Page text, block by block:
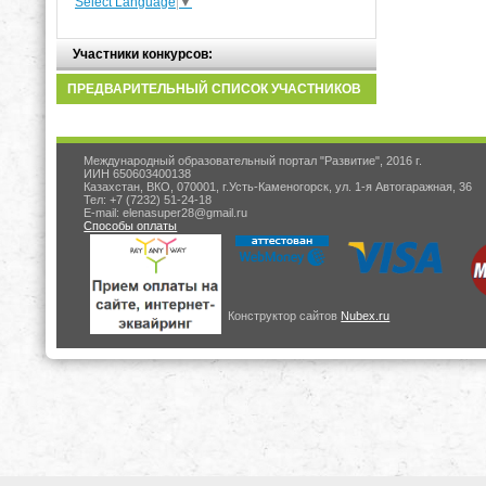
Участники конкурсов:
ПРЕДВАРИТЕЛЬНЫЙ СПИСОК УЧАСТНИКОВ
Международный образовательный портал "Развитие", 2016 г.
ИИН 650603400138
Казахстан, ВКО, 070001, г.Усть-Каменогорск, ул. 1-я Автогаражная, 36
Тел: +7 (7232) 51-24-18
E-mail: elenasuper28@gmail.ru
Способы оплаты
Конструктор сайтов Nubex.ru